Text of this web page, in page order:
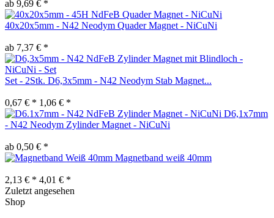
ab 9,69 € *
40x20x5mm - N42 Neodym Quader Magnet - NiCuNi
ab 7,37 € *
Set - 2Stk. D6,3x5mm - N42 Neodym Stab Magnet...
0,67 € * 1,06 € *
D6,1x7mm
- N42 Neodym Zylinder Magnet - NiCuNi
ab 0,50 € *
Magnetband weiß 40mm
2,13 € * 4,01 € *
Zuletzt angesehen
Shop